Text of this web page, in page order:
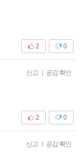
0
2
신고 | 공감 확인
0
2
신고 | 공감 확인